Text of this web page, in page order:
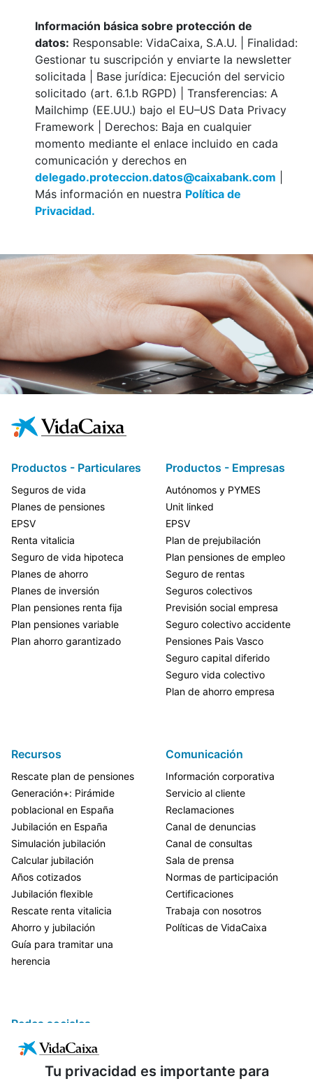
Tu privacidad es importante para
Información básica sobre protección de
datos: Responsable: VidaCaixa, S.A.U. | Finalidad:
Gestionar tu suscripción y enviarte la newsletter
solicitada | Base jurídica: Ejecución del servicio
solicitado (art. 6.1.b RGPD) | Transferencias: A
Mailchimp (EE.UU.) bajo el EU–US Data Privacy
Framework | Derechos: Baja en cualquier
momento mediante el enlace incluido en cada
comunicación y derechos en
delegado.proteccion.datos@caixabank.com
Más información en nuestra Política de
Privacidad.
Productos - Particulares
Seguros de vida
Planes de pensiones
EPSV
Renta vitalicia
Seguro de vida hipoteca
Planes de ahorro
Planes de inversión
Plan pensiones renta fija
Plan pensiones variable
Plan ahorro garantizado
Productos - Empresas
Autónomos y PYMES
Unit linked
EPSV
Plan de prejubilación
Plan pensiones de empleo
Seguro de rentas
Seguros colectivos
Previsión social empresa
Seguro colectivo accidente
Pensiones Pais Vasco
Seguro capital diferido
Seguro vida colectivo
Plan de ahorro empresa
Recursos
Rescate plan de pensiones
Generación+: Pirámide
poblacional en España
Jubilación en España
Simulación jubilación
Calcular jubilación
Años cotizados
Jubilación flexible
Rescate renta vitalicia
Ahorro y jubilación
Guía para tramitar una
herencia
Comunicación
Información corporativa
Servicio al cliente
Reclamaciones
Canal de denuncias
Canal de consultas
Sala de prensa
Normas de participación
Certificaciones
Trabaja con nosotros
Políticas de VidaCaixa
Redes sociales